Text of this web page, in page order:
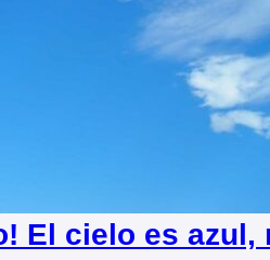
El cielo es azul,